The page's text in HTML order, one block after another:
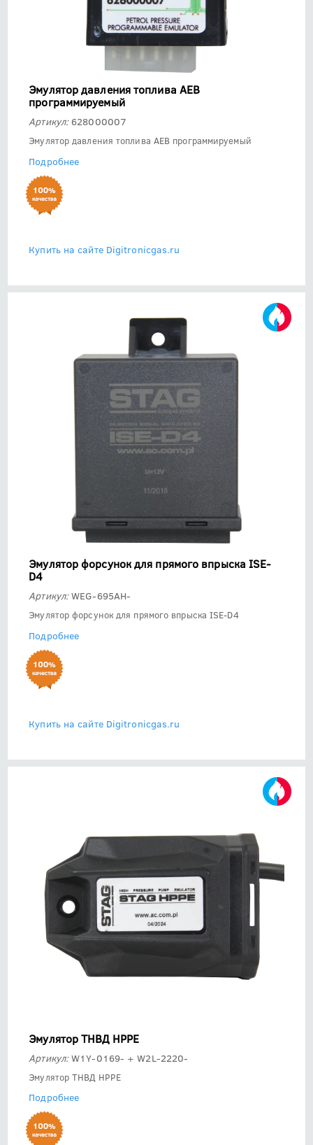
Эмулятор давления топлива АЕВ
программируемый
Артикул:628000007
Эмулятор давления топлива АЕВ программируемый
Подробнее
Купить на сайте Digitronicgas.ru
Эмулятор форсунок для прямого впрыска ISE-
D4
Артикул:WEG-695AH-
Эмулятор форсунок для прямого впрыска ISE-D4
Подробнее
Купить на сайте Digitronicgas.ru
Эмулятор ТНВД HPPE
Артикул:W1Y-0169- + W2L-2220-
Эмулятор ТНВД HPPE
Подробнее